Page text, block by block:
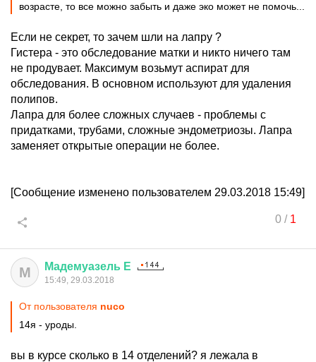
возрасте, то все можно забыть и даже эко может не помочь...
Если не секрет, то зачем шли на лапру ?
Гистера - это обследование матки и никто ничего там
не продувает. Максимум возьмут аспират для
обследования. В основном используют для удаления
полипов.
Лапра для более сложных случаев - проблемы с
придатками, трубами, сложные эндометриозы. Лапра
заменяет открытые операции не более.
[Сообщение изменено пользователем 29.03.2018 15:49]
0/ 1
М Мадемуазель Е
15:49, 29.03.2018
От пользователя nuco
14я - уроды.
вы в курсе сколько в 14 отделений? я лежала в